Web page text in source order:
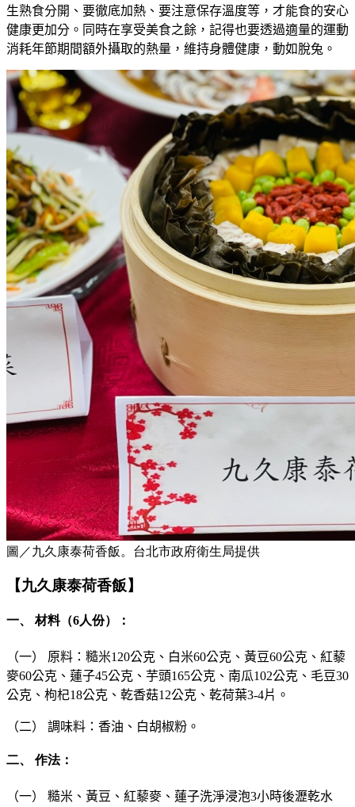
生熟食分開、要徹底加熱、要注意保存溫度等 ， 才能食的安心
健康更加分 。 同時在享受美食之餘，記得也要透過適量的運動
消耗年節期間額外攝取的熱量，維持身體健康，動如脫兔。
圖／九久康泰荷香飯。台北市政府衛生局提供
【九久康泰荷香飯】
一、 材料（6人份）：
（一） 原料：糙米120公克、白米60公克、黃豆60公克、紅藜
麥60公克、蓮子45公克、芋頭165公克、南瓜102公克、毛豆30
公克、枸杞18公克、乾香菇12公克、乾荷葉3-4片 。
（二） 調味料：香油、白胡椒粉 。
二、 作法：
（一） 糙米、黃豆、紅藜麥、蓮子洗淨浸泡3小時後瀝乾水